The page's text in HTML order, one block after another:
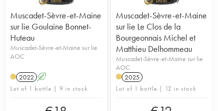
Muscadet-Sèvre-et-Maine
sur lie Goulaine Bonnet-
Huteau
Muscadet-Sèvre-et-Maine sur lie
AOC
2022 A
Lot of 1 bottle | 9 in stock
Muscadet-Sèvre-et-Maine
sur lie Le Clos de la
Bourgeonnais Michel et
Matthieu Delhommeau
Muscadet-Sèvre-et-Maine sur lie
AOC
2025
Lot of 1 bottle | 12 in stock